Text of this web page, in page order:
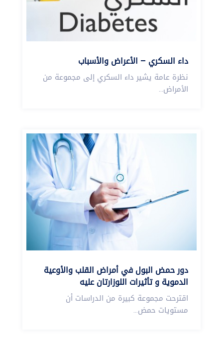
داء السكري – الأعراض والأسباب
نظرة عامة يشير داء السكري إلى مجموعة من
الأمراض...
دور حمض البول في أمراض القلب والأوعية
الدموية و تأثيرات اللوزارتان عليه
اقترحت مجموعة كبيرة من الدراسات أن
مستويات حمض...